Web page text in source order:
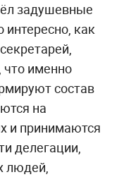
задушевные
как
что именно
состав
на
и принимаются
делегации,
людей,